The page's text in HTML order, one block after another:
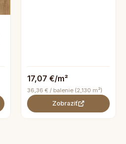
17,07 €/m²
36,36 € / balenie (2,130 m²)
Zobraziť